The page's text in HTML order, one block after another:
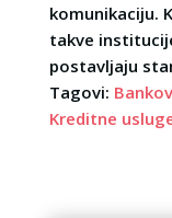
komunikaciju.
takve
postavljaju
Tagovi:
Kreditne